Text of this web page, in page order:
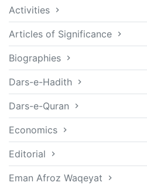
Activities
Articles of Significance
Biographies
Dars-e-Hadith
Dars-e-Quran
Economics
Editorial
Eman Afroz Waqeyat